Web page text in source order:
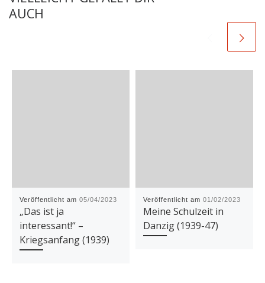
AUCH
Veröffentlicht am 05/04/2023
„Das ist ja
interessant!“ –
Kriegsanfang (1939)
Veröffentlicht am 01/02/2023
Meine Schulzeit in
Danzig (1939-47)